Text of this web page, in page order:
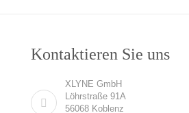
Kontaktieren Sie uns
XLYNE GmbH
Löhrstraße 91A
56068 Koblenz